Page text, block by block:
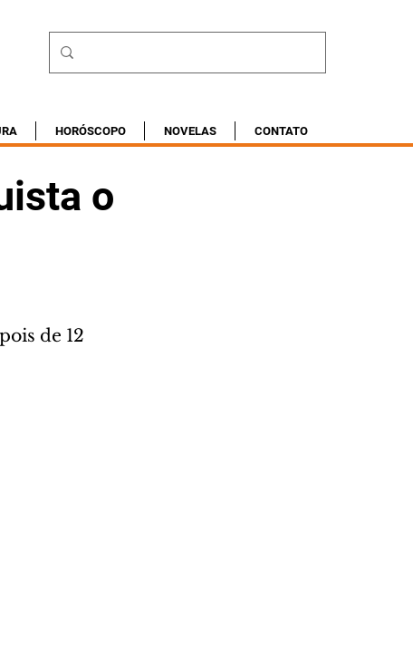
HORÓSCOPO NOVELAS CONTATO
o
de 12